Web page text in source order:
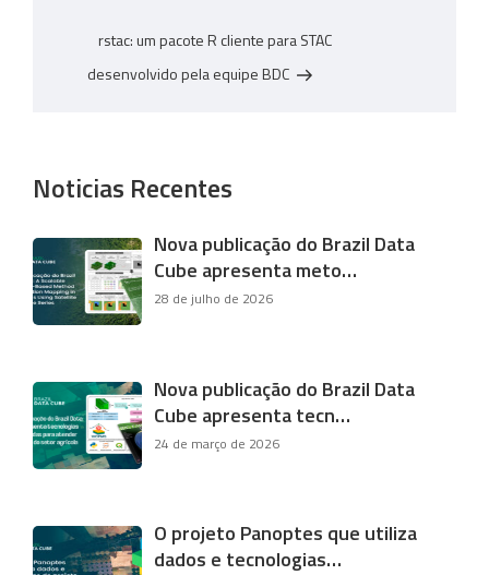
rstac: um pacote R cliente para STAC
desenvolvido pela equipe BDC
Noticias Recentes
Nova publicação do Brazil Data
Cube apresenta meto…
28 de julho de 2026
Nova publicação do Brazil Data
Cube apresenta tecn…
24 de março de 2026
O projeto Panoptes que utiliza
dados e tecnologias…